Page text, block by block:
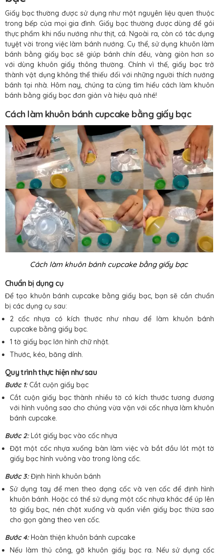
Giấy bạc thường được sử dụng như một nguyên liệu quen thuộc
trong bếp của mọi gia đình. Giấy bạc thường được dùng để gói
thực phẩm khi nấu nướng như thịt, cá. Ngoài ra, còn có tác dụng
tuyệt vời trong việc làm bánh nướng. Cụ thể, sử dụng khuôn làm
bánh bằng giấy bạc sẽ giúp bánh chín đều, vàng giòn hơn so
với dùng khuôn giấy thông thường. Chính vì thế, giấy bạc trở
thành vật dụng không thể thiếu đối với những người thích nướng
bánh tại nhà. Hôm nay, chúng ta cùng tìm hiểu cách làm khuôn
bánh bằng giấy bạc đơn giản và hiệu quả nhé!
Cách làm khuôn bánh cupcake bằng giấy bạc
Cách làm khuôn bánh cupcake bằng giấy bạc
Chuẩn bị dụng cụ
Để tạo khuôn bánh cupcake bằng giấy bạc, bạn sẽ cần chuẩn
bị các dụng cụ sau:
2 cốc nhựa có kích thước như nhau để làm khuôn bánh
cupcake bằng giấy bạc.
1 tờ giấy bạc lớn hình chữ nhật.
Thước, kéo, băng dính.
Quy trình thực hiện như sau
Bước 1:Cắt cuộn giấy bạc
Cắt cuộn giấy bạc thành nhiều tờ có kích thước tương đương
với hình vuông sao cho chúng vừa vặn với cốc nhựa làm khuôn
bánh cupcake.
Bước 2:Lót giấy bạc vào cốc nhựa
Đặt một cốc nhựa xuống bàn làm việc và bắt đầu lót một tờ
giấy bạc hình vuông vào trong lòng cốc.
Bước 3:Định hình khuôn bánh
Sử dụng tay để men theo dạng cốc và ven cốc để định hình
khuôn bánh. Hoặc có thể sử dụng một cốc nhựa khác để úp lên
tờ giấy bạc, nén chặt xuống và quấn viền giấy bạc thừa sao
cho gọn gàng theo ven cốc.
Bước 4:Hoàn thiện khuôn bánh cupcake
Nếu làm thủ công, gỡ khuôn giấy bạc ra. Nếu sử dụng cốc